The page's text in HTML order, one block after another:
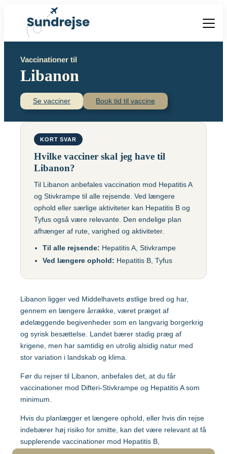
Vacciner
Vacciner
Centraleuropæisk
Hjernebetændelse
(TBE)
Chikungunyavaccine
(Ixchiq)
Denguefeber
Gul feber
Helvedesild (Zoster)
Hepatitis A+B, barn –
Ambirix
Hepatitis B
HPV
Hundegalskab –
Rabies
Japansk
hjernebetændelse
Malaria
Meningokokker
(ACWY)
MFR (MMR)
Mpox-vaccine
(Imvanex)
Polio
Respiratorisk
Syncytialvirus (RSV)
Skoldkopper (Chicken
Stivkrampe)
Tyfus
Destinationer
Find over 240 destinationer!
Populære destinationer
Cambodja
Ghana
Indonesien
Japan
Priser
Vaccinationer til
Libanon
Se vacciner Book tid til vaccine
KORT SVAR
Hvilke vacciner skal jeg have til
Libanon?
Til Libanon anbefales vaccination mod Hepatitis A
og Stivkrampe til alle rejsende. Ved længere
ophold eller særlige aktiviteter kan Hepatitis B og
Tyfus også være relevante. Den endelige plan
afhænger af rute, varighed og aktiviteter.
Til alle rejsende: Hepatitis A, Stivkrampe
Ved længere ophold: Hepatitis B, Tyfus
Libanon ligger ved Middelhavets østlige bred og har,
gennem en længere årrække, været præget af
ødelæggende begivenheder som en langvarig borgerkrig
og syrisk besættelse. Landet bærer stadig præg af
krigene, men har samtidig en utrolig alsidig natur med
stor variation i landskab og klima.
Før du rejser til Libanon, anbefales det, at du får
vaccinationer mod Difteri-Stivkrampe og Hepatitis A som
minimum.
Hvis du planlægger et længere ophold, eller hvis din rejse
indebærer høj risiko for smitte, kan det være relevant at få
supplerende vaccinationer mod Hepatitis B,